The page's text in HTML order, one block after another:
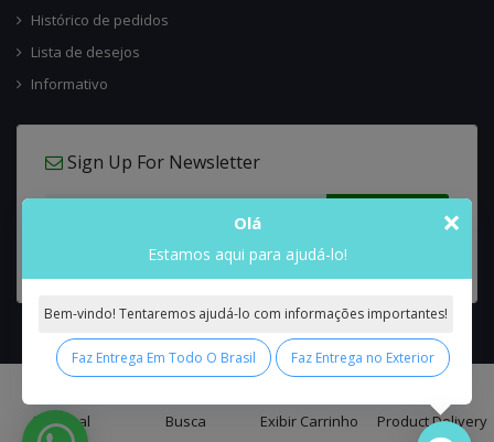
Principal Busca Exibir Carrinho Product Delivery
Histórico de pedidos
Lista de desejos
Informativo
Sign Up For Newsletter
Interflora Brasil Intercambio Floral Nacional e Internacional© 2026 All
Rights Reserved.
×
Olá
Estamos aqui para ajudá-lo!
Bem-vindo! Tentaremos ajudá-lo com informações importantes!
Faz Entrega Em Todo O Brasil Faz Entrega no Exterior